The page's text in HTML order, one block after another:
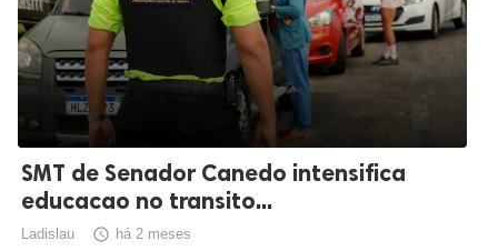
SMT de Senador Canedo intensifica
educacao no transito...
Ladislau  há 2 meses